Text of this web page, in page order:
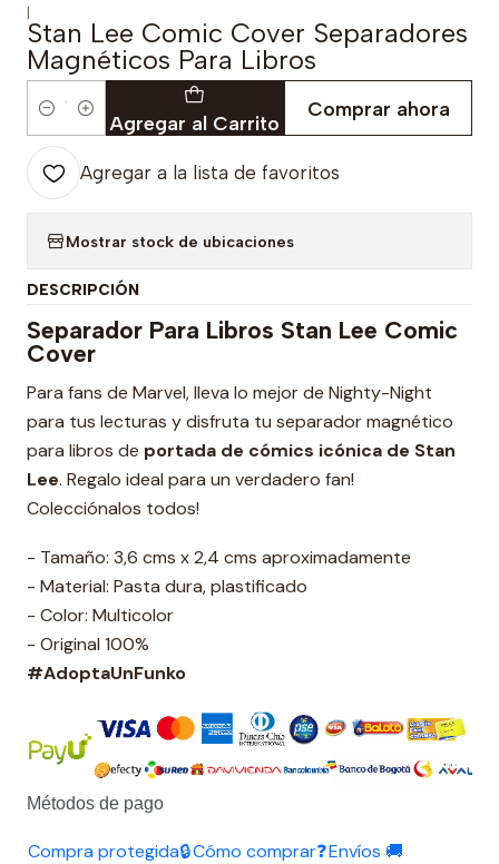
|
Stan Lee Comic Cover Separadores
Magnéticos Para Libros
Cantidad Agregar al Carrito
Comprar ahora
Agregar a la lista de favoritos
Mostrar stock de ubicaciones
DESCRIPCIÓN
Separador Para Libros Stan Lee Comic
Cover
Para fans de Marvel, lleva lo mejor de Nighty-Night
para tus lecturas y disfruta tu separador magnético
para libros de portada de cómics icónica de Stan
Lee. Regalo ideal para un verdadero fan!
Colecciónalos todos!
- Tamaño: 3,6 cms x 2,4 cms aproximadamente
- Material: Pasta dura, plastificado
- Color: Multicolor
- Original 100%
#AdoptaUnFunko
Métodos de pago
Compra protegida🔒Cómo comprar❓Envíos 🚚